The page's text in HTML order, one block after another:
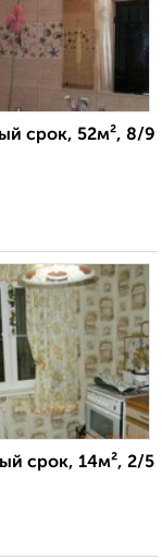
срок, 52м², 8/9
срок, 14м², 2/5